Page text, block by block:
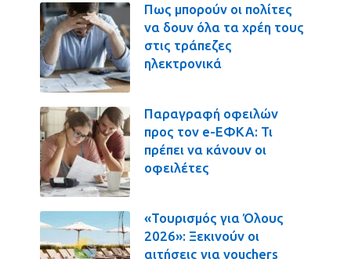
Πως μπορούν οι πολίτες
να δουν όλα τα χρέη τους
στις τράπεζες
ηλεκτρονικά
Παραγραφή οφειλών
προς τον e-ΕΦΚΑ: Τι
πρέπει να κάνουν οι
οφειλέτες
«Τουρισμός για Όλους
2026»: Ξεκινούν οι
αιτήσεις για vouchers